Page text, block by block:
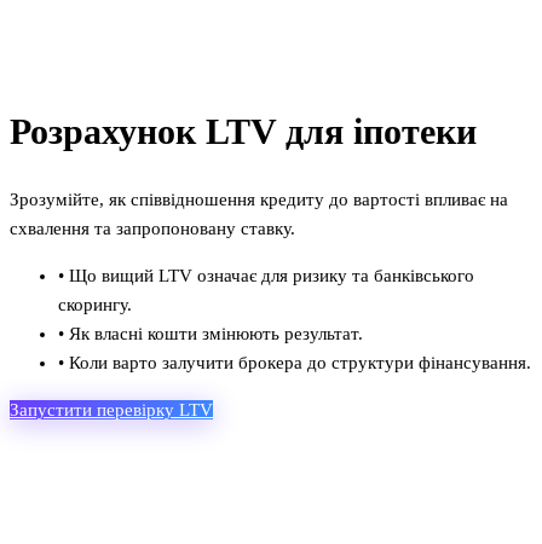
Розрахунок LTV для іпотеки
Зрозумійте, як співвідношення кредиту до вартості впливає на
схвалення та запропоновану ставку.
• Що вищий LTV означає для ризику та банківського
скорингу.
• Як власні кошти змінюють результат.
• Коли варто залучити брокера до структури фінансування.
Запустити перевірку LTV